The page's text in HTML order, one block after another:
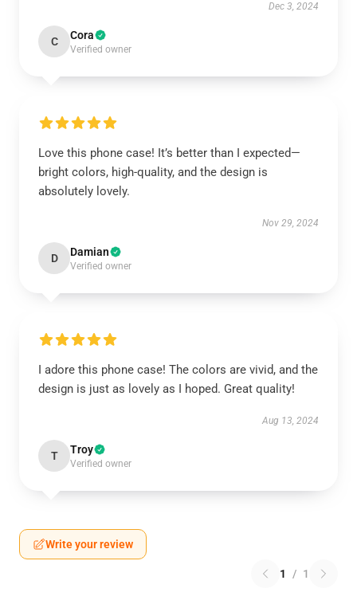
Dec 3, 2024
C Cora
Verified owner
Love this phone case! It’s better than I expected—
bright colors, high-quality, and the design is
absolutely lovely.
Nov 29, 2024
D Damian
Verified owner
I adore this phone case! The colors are vivid, and the
design is just as lovely as I hoped. Great quality!
Aug 13, 2024
T Troy
Verified owner
Write your review
1 / 1